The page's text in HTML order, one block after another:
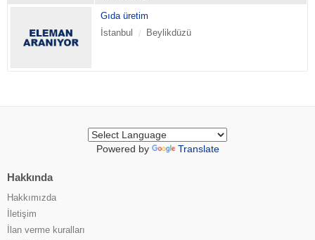
Gıda üretim
İstanbul
Beylikdüzü
Powered by Translate
Hakkında
Hakkımızda
İletişim
İlan verme kuralları